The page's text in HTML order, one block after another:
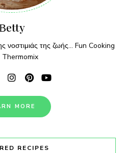
νοστιμιάς της ζωής... Fun Cooking
MORE
RECIPES